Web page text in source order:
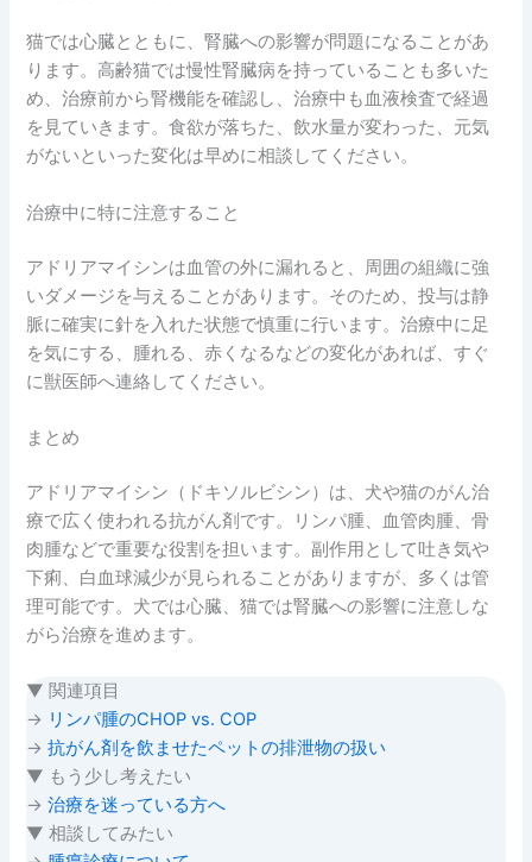
猫では心臓とともに、腎臓への影響が問題になることがあ
ります。高齢猫では慢性腎臓病を持っていることも多いた
め、治療前から腎機能を確認し、治療中も血液検査で経過
を見ていきます。食欲が落ちた、飲水量が変わった、元気
がないといった変化は早めに相談してください。
治療中に特に注意すること
アドリアマイシンは血管の外に漏れると、周囲の組織に強
いダメージを与えることがあります。そのため、投与は静
脈に確実に針を入れた状態で慎重に行います。治療中に足
を気にする、腫れる、赤くなるなどの変化があれば、すぐ
に獣医師へ連絡してください。
まとめ
アドリアマイシン（ドキソルビシン）は、犬や猫のがん治
療で広く使われる抗がん剤です。リンパ腫、血管肉腫、骨
肉腫などで重要な役割を担います。副作用として吐き気や
下痢、白血球減少が見られることがありますが、多くは管
理可能です。犬では心臓、猫では腎臓への影響に注意しな
がら治療を進めます。
▼ 関連項目
→ リンパ腫のCHOP vs. COP
→抗がん剤を飲ませたペットの排泄物の扱い
▼ もう少し考えたい
→治療を迷っている方へ
▼ 相談してみたい